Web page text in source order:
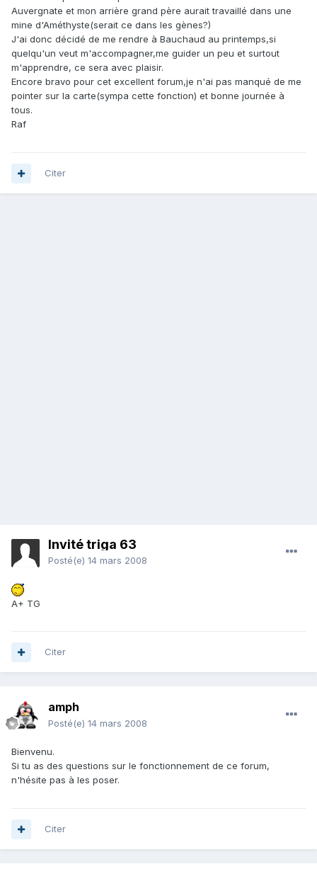
Auvergnate et mon arrière grand père aurait travaillé dans une
mine d'Améthyste(serait ce dans les gènes?)
J'ai donc décidé de me rendre à Bauchaud au printemps,si
quelqu'un veut m'accompagner,me guider un peu et surtout
m'apprendre, ce sera avec plaisir.
Encore bravo pour cet excellent forum,je n'ai pas manqué de me
pointer sur la carte(sympa cette fonction) et bonne journée à
tous.
Raf
Citer
Invité triga 63
Posté(e) 14 mars 2008
A+ TG
Citer
amph
Posté(e) 14 mars 2008
Bienvenu.
Si tu as des questions sur le fonctionnement de ce forum,
n'hésite pas à les poser.
Citer